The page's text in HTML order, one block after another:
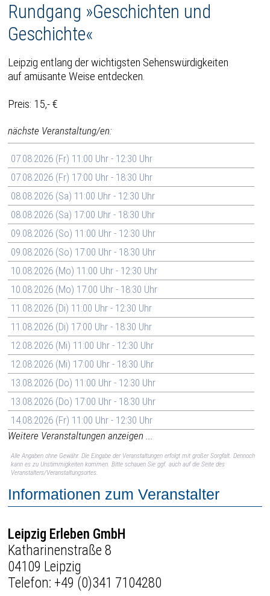
Rundgang »Geschichten und
Geschichte«
Leipzig entlang der wichtigsten Sehenswürdigkeiten
auf amüsante Weise entdecken.
Preis: 15,- €
nächste Veranstaltung/en:
07.08.2026 (Fr) 11:00 Uhr - 12:30 Uhr
07.08.2026 (Fr) 17:00 Uhr - 18:30 Uhr
08.08.2026 (Sa) 11:00 Uhr - 12:30 Uhr
08.08.2026 (Sa) 17:00 Uhr - 18:30 Uhr
09.08.2026 (So) 11:00 Uhr - 12:30 Uhr
09.08.2026 (So) 17:00 Uhr - 18:30 Uhr
10.08.2026 (Mo) 11:00 Uhr - 12:30 Uhr
10.08.2026 (Mo) 17:00 Uhr - 18:30 Uhr
11.08.2026 (Di) 11:00 Uhr - 12:30 Uhr
11.08.2026 (Di) 17:00 Uhr - 18:30 Uhr
12.08.2026 (Mi) 11:00 Uhr - 12:30 Uhr
12.08.2026 (Mi) 17:00 Uhr - 18:30 Uhr
13.08.2026 (Do) 11:00 Uhr - 12:30 Uhr
13.08.2026 (Do) 17:00 Uhr - 18:30 Uhr
14.08.2026 (Fr) 11:00 Uhr - 12:30 Uhr
Weitere Veranstaltungen anzeigen ...
Alle Angaben ohne Gewähr. Die Eingabe der Veranstaltungen erfolgt mit großer Sorgfalt. Dennoch
kann es zu Unstimmigkeiten kommen. Bitte schauen Sie ggf. auch auf die Seite des
Veranstalters/Veranstaltungsortes.
Informationen zum Veranstalter
Leipzig Erleben GmbH
Katharinenstraße 8
04109 Leipzig
Telefon: +49 (0)341 7104280